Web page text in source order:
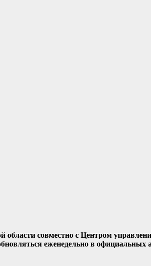
области совместно с Центром
еженедельно в официальных